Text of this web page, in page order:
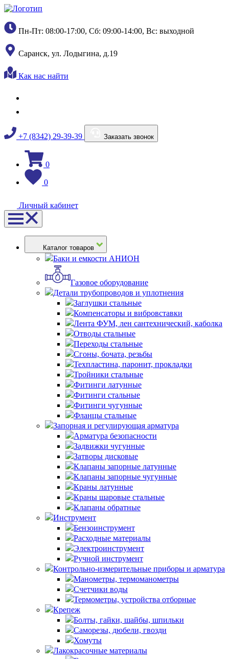
Пн-Пт: 08:00-17:00, Сб: 09:00-14:00, Вс: выходной
Саранск, ул. Лодыгина, д.19
Как нас найти
+7 (8342) 29-39-39 Заказать звонок
0
0
Личный кабинет
Каталог товаров
Баки и емкости АНИОН
Газовое оборудование
Детали трубопроводов и уплотнения
Заглушки стальные
Компенсаторы и вибровставки
Лента ФУМ, лен сантехнический, каболка
Отводы стальные
Переходы стальные
Сгоны, бочата, резьбы
Техпластина, паронит, прокладки
Тройники стальные
Фитинги латунные
Фитинги стальные
Фитинги чугунные
Фланцы стальные
Запорная и регулирующая арматура
Арматура безопасности
Задвижки чугунные
Затворы дисковые
Клапаны запорные латунные
Клапаны запорные чугунные
Краны латунные
Краны шаровые стальные
Клапаны обратные
Инструмент
Бензоинструмент
Расходные материалы
Электроинструмент
Ручной инструмент
Контрольно-измерительные приборы и арматура
Манометры, термоманометры
Счетчики воды
Термометры, устройства отборные
Крепеж
Болты, гайки, шайбы, шпильки
Саморезы, дюбели, гвозди
Хомуты
Лакокрасочные материалы